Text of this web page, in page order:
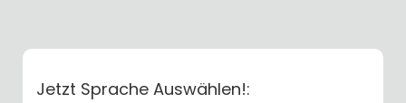
Jetzt Sprache Auswählen!: